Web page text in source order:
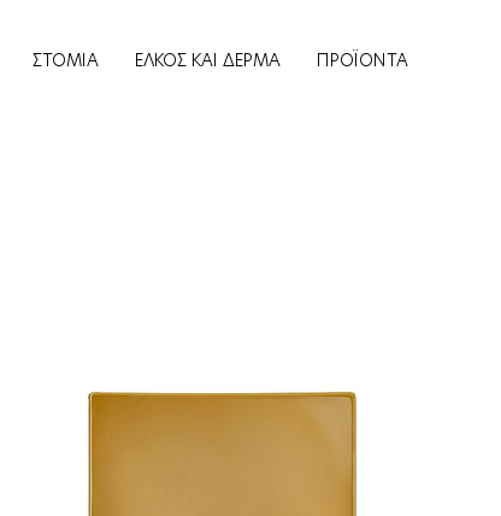
ΣΤΟΜΙΑ ΕΛΚΟΣ ΚΑΙ ΔΕΡΜΑ ΠΡΟΪΟΝΤΑ